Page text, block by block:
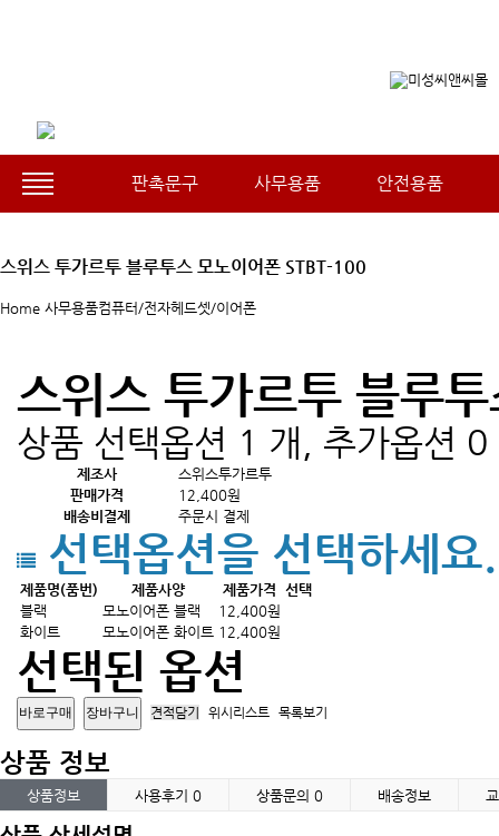
판촉문구 사무용품 안전용품
스위스 투가르투 블루투스 모노이어폰 STBT-100
Home 사무용품컴퓨터/전자헤드셋/이어폰
스위스 투가르투 블루
상품 선택옵션 1 개, 추가옵션 0
제조사
스위스투가르투
판매가격
12,400원
배송비결제
주문시 결제
선택옵션을 선택하세요.
제품명(품번) 제품사양 제품가격 선택
블랙
모노이어폰 블랙
12,400원
화이트
모노이어폰 화이트 12,400원
선택된 옵션
견적담기 위시리스트 목록보기
상품 정보
상품정보 사용후기 0 상품문의 0 배송정보